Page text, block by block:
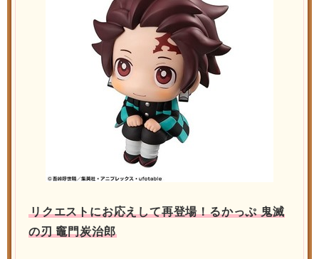
リクエストにお応えして再登場！るかっぷ 鬼滅
の刃 竈門炭治郎